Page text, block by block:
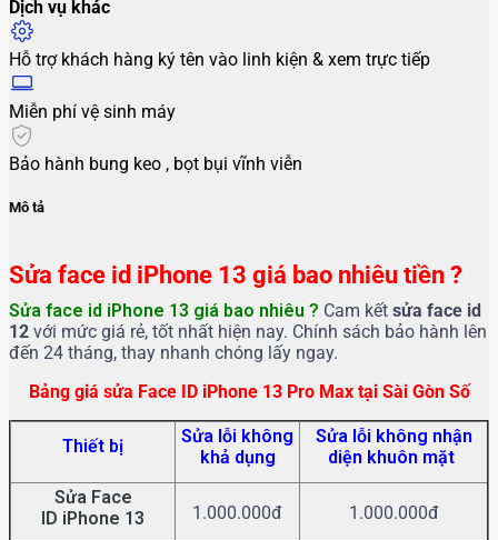
Dịch vụ khác
Hỗ trợ khách hàng ký tên vào linh kiện & xem trực tiếp
Miễn phí vệ sinh máy
Bảo hành bung keo , bọt bụi vĩnh viễn
Mô tả
Sửa face id iPhone 13 giá bao nhiêu tiền ?
Sửa face id iPhone 13 giá bao nhiêu ? Cam kết sửa face id
12 với mức giá rẻ, tốt nhất hiện nay. Chính sách bảo hành lên
đến 24 tháng, thay nhanh chóng lấy ngay.
Bảng giá sửa Face ID iPhone 13 Pro Max tại Sài Gòn Số
Thiết bị
Sửa lỗi không
khả dụng
Sửa lỗi không nhận
diện khuôn mặt
Sửa Face
ID iPhone 13 1.000.000đ 1.000.000đ